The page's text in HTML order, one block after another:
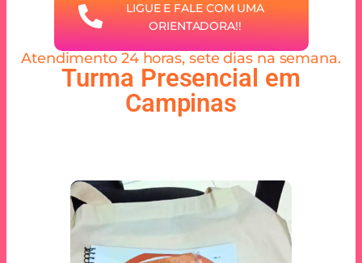
LIGUE E FALE COM UMA
ORIENTADORA!!
Atendimento 24 horas, sete dias na semana.
Turma Presencial em
Campinas